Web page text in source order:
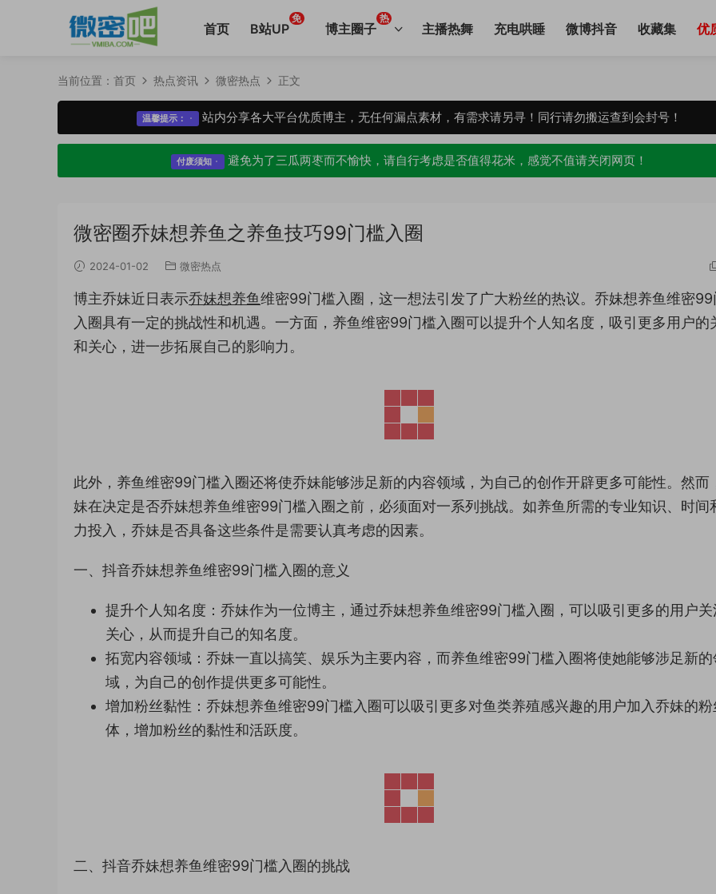
首页 B站UP
免
博主圈子
热
主播热舞 充电哄睡 微博抖音 收藏集 优
当前位置： 首页 热点资讯 微密热点 正文
温馨提示： 站内分享各大平台优质博主，无任何漏点素材，有需求请另寻！同行请勿搬运查到会封号！
付废须知 避免为了三瓜两枣而不愉快，请自行考虑是否值得花米，感觉不值请关闭网页！
微密圈乔妹想养鱼之养鱼技巧99门槛入圈
2024-01-02 微密热点
博主乔妹近日表示乔妹想养鱼维密99门槛入圈，这一想法引发了广大粉丝的热议。乔妹想养鱼维密99
入圈具有一定的挑战性和机遇。一方面，养鱼维密99门槛入圈可以提升个人知名度，吸引更多用户的
和关心，进一步拓展自己的影响力。
此外，养鱼维密99门槛入圈还将使乔妹能够涉足新的内容领域，为自己的创作开辟更多可能性。然而
妹在决定是否乔妹想养鱼维密99门槛入圈之前，必须面对一系列挑战。如养鱼所需的专业知识、时间
力投入，乔妹是否具备这些条件是需要认真考虑的因素。
一、抖音乔妹想养鱼维密99门槛入圈的意义
提升个人知名度：乔妹作为一位博主，通过乔妹想养鱼维密99门槛入圈，可以吸引更多的用户关
关心，从而提升自己的知名度。
拓宽内容领域：乔妹一直以搞笑、娱乐为主要内容，而养鱼维密99门槛入圈将使她能够涉足新的
域，为自己的创作提供更多可能性。
增加粉丝黏性：乔妹想养鱼维密99门槛入圈可以吸引更多对鱼类养殖感兴趣的用户加入乔妹的
体，增加粉丝的黏性和活跃度。
二、抖音乔妹想养鱼维密99门槛入圈的挑战